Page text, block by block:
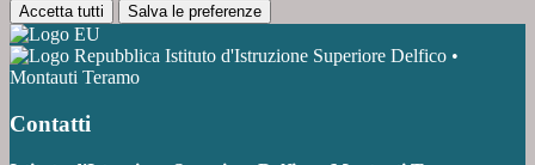
Accetta tutti Salva le preferenze
Istituto d'Istruzione Superiore Delfico •
Montauti Teramo
Contatti